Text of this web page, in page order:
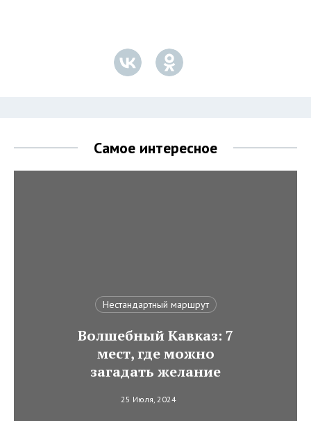
Самое интересное
Нестандартный маршрут
Волшебный Кавказ: 7
мест, где можно
загадать желание
25 Июля, 2024